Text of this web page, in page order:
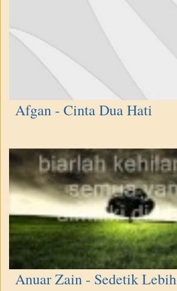
Afgan - Cinta Dua Hati
Anuar Zain - Sedetik Lebih